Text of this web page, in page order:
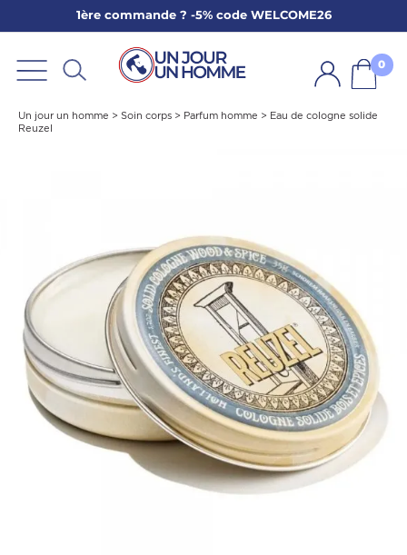
1ère commande ? -5% code WELCOME26
0
LA BARBE
Un jour un homme > Soin corps > Parfum homme > Eau de cologne solide
Reuzel